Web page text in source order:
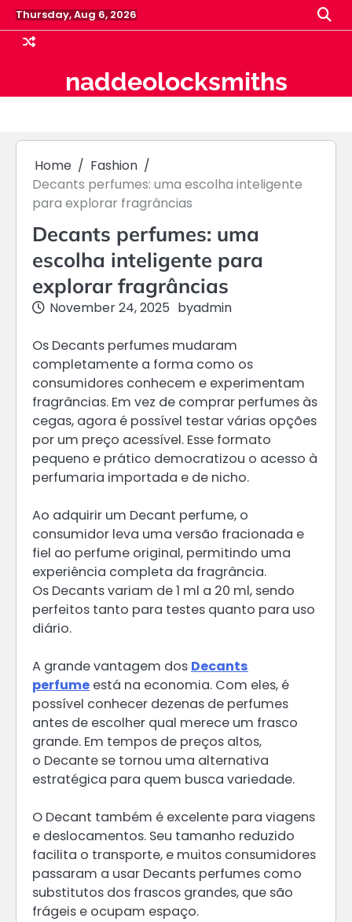
Skip
to
content
Thursday, Aug 6, 2026
naddeolocksmiths
Home
Fashion
Decants perfumes: uma escolha inteligente
para explorar fragrâncias
Decants perfumes: uma
escolha inteligente para
explorar fragrâncias
November 24, 2025 byadmin
Os Decants perfumes mudaram
completamente a forma como os
consumidores conhecem e experimentam
fragrâncias. Em vez de comprar perfumes às
cegas, agora é possível testar várias opções
por um preço acessível. Esse formato
pequeno e prático democratizou o acesso à
perfumaria importada e de nicho.
Ao adquirir um Decant perfume, o
consumidor leva uma versão fracionada e
fiel ao perfume original, permitindo uma
experiência completa da fragrância.
Os Decants variam de 1 ml a 20 ml, sendo
perfeitos tanto para testes quanto para uso
diário.
A grande vantagem dos Decants
perfume está na economia. Com eles, é
possível conhecer dezenas de perfumes
antes de escolher qual merece um frasco
grande. Em tempos de preços altos,
o Decante se tornou uma alternativa
estratégica para quem busca variedade.
O Decant também é excelente para viagens
e deslocamentos. Seu tamanho reduzido
facilita o transporte, e muitos consumidores
passaram a usar Decants perfumes como
substitutos dos frascos grandes, que são
frágeis e ocupam espaço.